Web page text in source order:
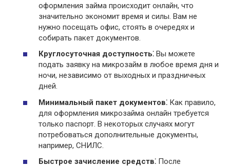
оформления займа происходит онлайн, что
значительно экономит время и силы. Вам не
нужно посещать офис, стоять в очередях и
собирать пакет документов.
Круглосуточная доступность⁚ Вы можете
подать заявку на микрозайм в любое время дня и
ночи, независимо от выходных и праздничных
дней.
Минимальный пакет документов⁚ Как правило,
для оформления микрозайма онлайн требуется
только паспорт. В некоторых случаях могут
потребоваться дополнительные документы,
например, СНИЛС.
Быстрое зачисление средств⁚ После